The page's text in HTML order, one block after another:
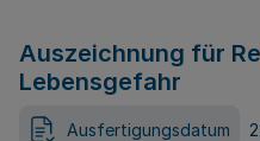
Auszeichnung für
Lebensgefahr
Ausfertigungsdatum